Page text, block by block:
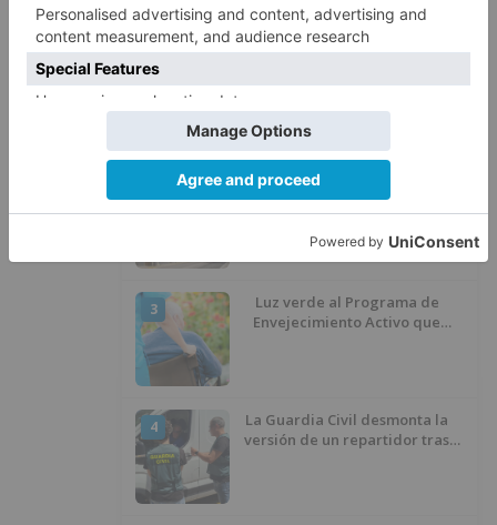
LO ÚLTIMO
1
dejar atrás su aislamiento con el
inicio de la senda peatonal y
Asociaciones y Pedanías de la
Merindad de Montija de Burgos
farmacia de Villasante
3
Luz verde al Programa de
Envejecimiento Activo que
4
La Guardia Civil desmonta la
versión de un repartidor tras